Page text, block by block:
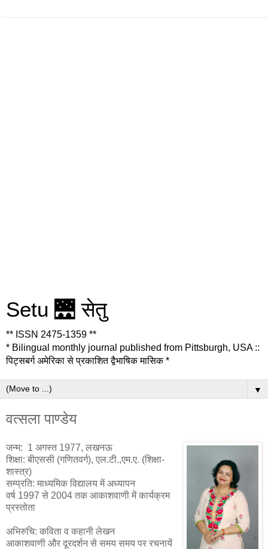
Setu 🌉 सेतु
** ISSN 2475-1359 **
* Bilingual monthly journal published from Pittsburgh, USA ::
पिट्सबर्ग अमेरिका से प्रकाशित द्वैभाषिक मासिक *
▼
वत्सला पाण्डेय
जन्म: 1 अगस्त 1977, लखनऊ
शिक्षा: बीएससी (गणितवर्ग), एल.टी.,एम.ए. (शिक्षा-
शास्त्र)
सम्प्रति: माध्यमिक विद्यालय में अध्यापन
वर्ष 1997 से 2004 तक आकाशवाणी में कार्यक्रम
प्रस्तोता
अभिरुचि: कविता व कहानी लेखन
आकाशवाणी और दूरदर्शन से समय समय पर रचनायें